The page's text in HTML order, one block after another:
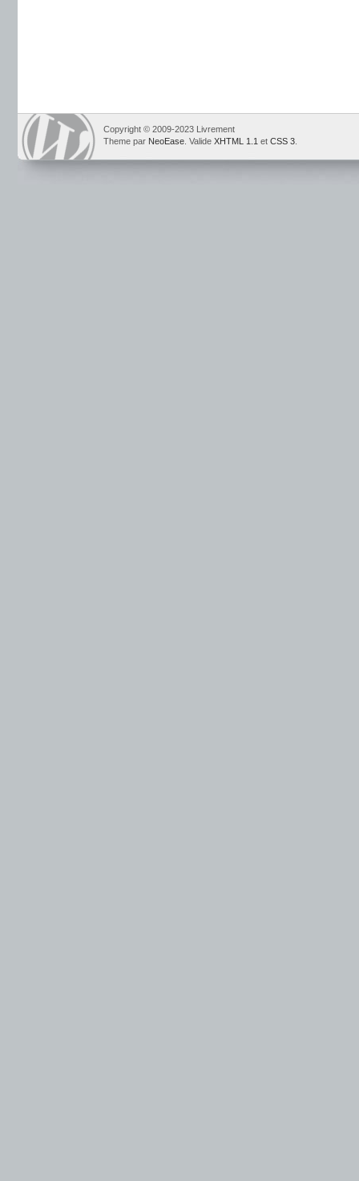
Copyright © 2009-2023 Livrement
Theme par NeoEase . Valide XHTML 1.1 et CSS 3